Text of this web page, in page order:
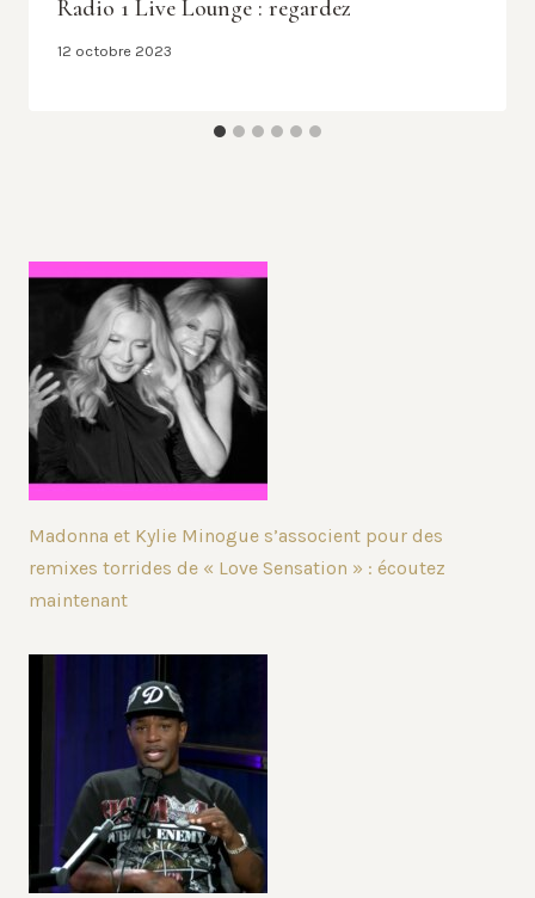
Radio 1 Live Lounge : regardez
12 octobre 2023
Madonna et Kylie Minogue s’associent pour des
remixes torrides de « Love Sensation » : écoutez
maintenant